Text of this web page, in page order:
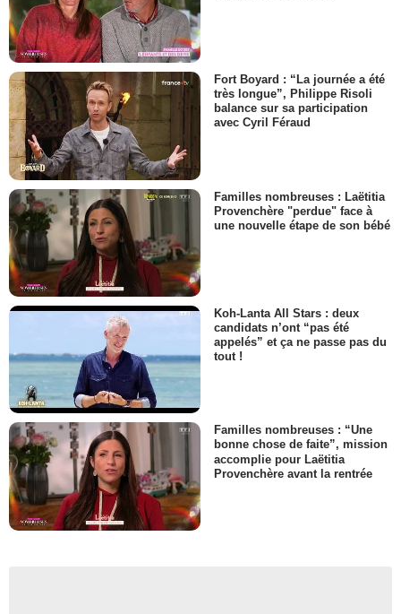
Fort Boyard : “La journée a été
très longue”, Philippe Risoli
balance sur sa participation
avec Cyril Féraud
Familles nombreuses : Laëtitia
Provenchère "perdue" face à
une nouvelle étape de son bébé
Koh-Lanta All Stars : deux
candidats n’ont “pas été
appelés” et ça ne passe pas du
tout !
Familles nombreuses : “Une
bonne chose de faite”, mission
accomplie pour Laëtitia
Provenchère avant la rentrée